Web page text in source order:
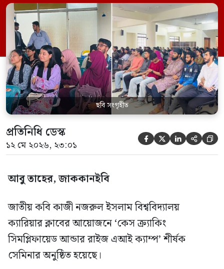
কেন্দ্রীয় লাইব্রেরির নবযুগ কনফারেন্স রুমে এ
সেমিনারের আয়োজন করা হয়। এআই ক্যাম্পের
উদ্যোগে আয়োজিত সেমিনারে প্রধান আলোচক
হিসেবে উপস্থিত ছিলেন রাইজের ডিজিটাল গ্রোথ
হ্যাক ম্যানেজার মো. ইয়াসিন আরাফাত। […]
ছবি সংগৃহীত
প্রতিনিধি ডেস্ক
১২ মে ২০২৬, ২৩:০১     
আবু তাহের, জাককানইবি
জাতীয় কবি কাজী নজরুল ইসলাম বিশ্ববিদ্যালয়
ক্যারিয়ার ক্লাবের আয়োজনে ‘কেস ক্র্যাকিং
সিমপ্লিফায়েড আন্ডার রাইজ এআই ক্যাম্প’ শীর্ষক
সেমিনার অনুষ্ঠিত হয়েছে।